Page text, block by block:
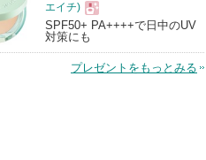
エイチ)
現
品
SPF50+ PA++++で日中のUV
対策にも
プレゼントをもっとみる